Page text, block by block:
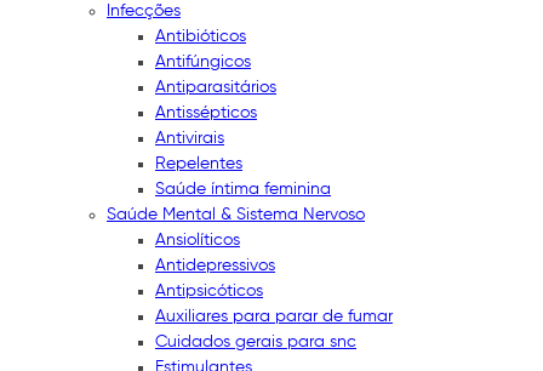
Infecções
Antibióticos
Antifúngicos
Antiparasitários
Antissépticos
Antivirais
Repelentes
Saúde íntima feminina
Saúde Mental & Sistema Nervoso
Ansiolíticos
Antidepressivos
Antipsicóticos
Auxiliares para parar de fumar
Cuidados gerais para snc
Estimulantes